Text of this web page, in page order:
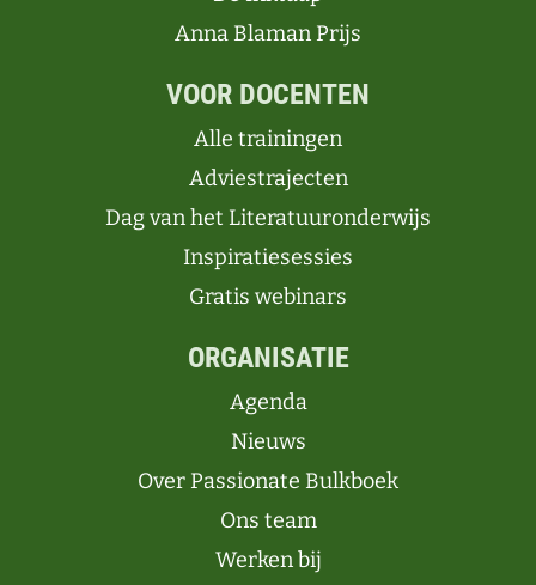
Anna Blaman Prijs
VOOR DOCENTEN
Alle trainingen
Adviestrajecten
Dag van het Literatuuronderwijs
Inspiratiesessies
Gratis webinars
ORGANISATIE
Agenda
Nieuws
Over Passionate Bulkboek
Ons team
Werken bij